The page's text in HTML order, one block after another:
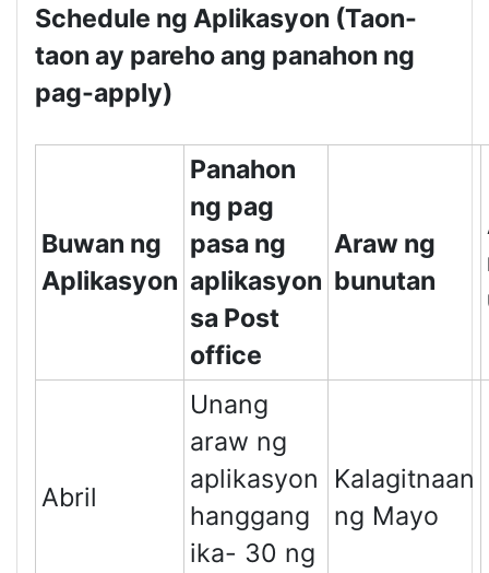
Schedule ng Aplikasyon (Taon-
taon ay pareho ang panahon ng
pag-apply)
Buwan ng
Aplikasyon
Panahon
ng pag
pasa ng
aplikasyon
sa Post
office
Araw ng
bunutan
Abril
Unang
araw ng
aplikasyon
hanggang
ika- 30 ng
Kalagitnaan
ng Mayo